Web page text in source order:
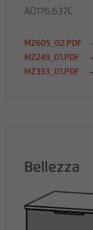
AD176.637C
M2605_02.PDF
MZ249_01.PDF
MZ333_01.PDF
Bellezza